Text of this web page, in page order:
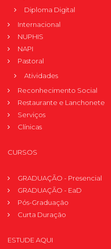
Diploma Digital
Internacional
NUPHIS
NAPI
Pastoral
Atividades
Reconhecimento Social
Restaurante e Lanchonete
Serviços
Clínicas
CURSOS
GRADUAÇÃO - Presencial
GRADUAÇÃO - EaD
Pós-Graduação
Curta Duração
ESTUDE AQUI